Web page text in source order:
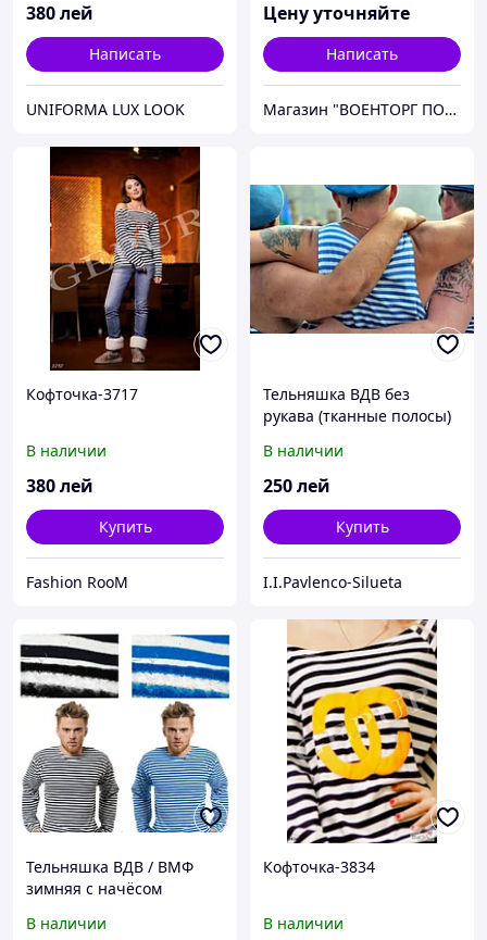
380лей
Написать
UNIFORMA LUX LOOK
Цену уточняйте
Написать
Магазин "ВОЕНТОРГ ПОИСКГРУНТ"
Кофточка-3717
В наличии
380лей
Купить
Fashion RooM
Тельняшка ВДВ без
рукава (тканные полосы)
В наличии
250лей
Купить
I.I.Pavlenco-Silueta
Тельняшка ВДВ / ВМФ
зимняя с начёсом
В наличии
Кофточка-3834
В наличии